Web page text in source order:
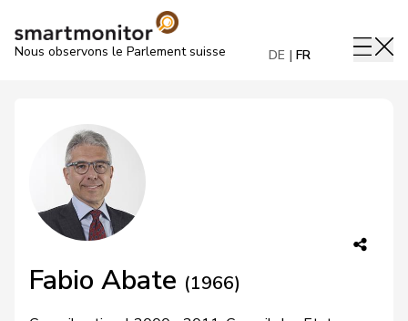
Nous observons le Parlement suisse DE FR
Fabio Abate (1966)